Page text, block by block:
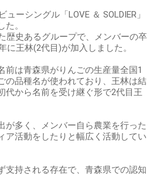
ーシングル「LOVE ＆ SOLDIER」
。
歴史あるグループで、メンバーの卒
に王林(2代目)が加入しました。
前は青森県がりんごの生産量全国1
の品種名が使われており、王林は結
代から名前を受け継ぐ形で2代目王
が多く、メンバー自ら農業を行った
ア活動をしたりと幅広く活動してい
支持される存在で、青森県での認知